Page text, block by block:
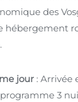
des
hébergement
jour : Arrivée
3